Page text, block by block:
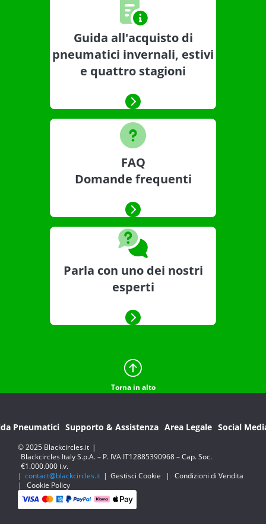
Guida all'acquisto di
pneumatici invernali, estivi
e quattro stagioni
FAQ
Domande frequenti
Parla con uno dei nostri
esperti
Torna in alto
Pneumatici Supporto & Assistenza Area Legale Social
© 2025 Blackcircles.it |
Blackcircles Italy S.p.A. – P. IVA IT12885390968 – Cap. Soc.
€1.000.000 i.v.
| contact@blackcircles.it | Gestisci Cookie |
Condizioni di Vendita
|
Cookie Policy